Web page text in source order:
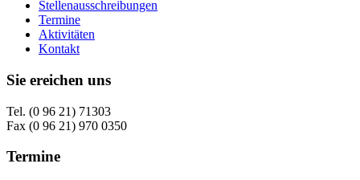
Stellenausschreibungen
Termine
Aktivitäten
Kontakt
Sie ereichen uns
Tel. (0 96 21) 71303
Fax (0 96 21) 970 0350
Termine